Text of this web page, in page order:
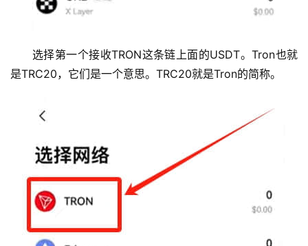
选择第一个接收TRON这条链上面的USDT。Tron也就
是TRC20，它们是一个意思。TRC20就是Tron的简称。